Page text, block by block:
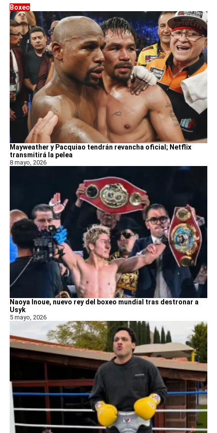
Boxeo
Mayweather y Pacquiao tendrán revancha oficial; Netflix
transmitirá la pelea
8 mayo, 2026
Naoya Inoue, nuevo rey del boxeo mundial tras destronar a
Usyk
5 mayo, 2026